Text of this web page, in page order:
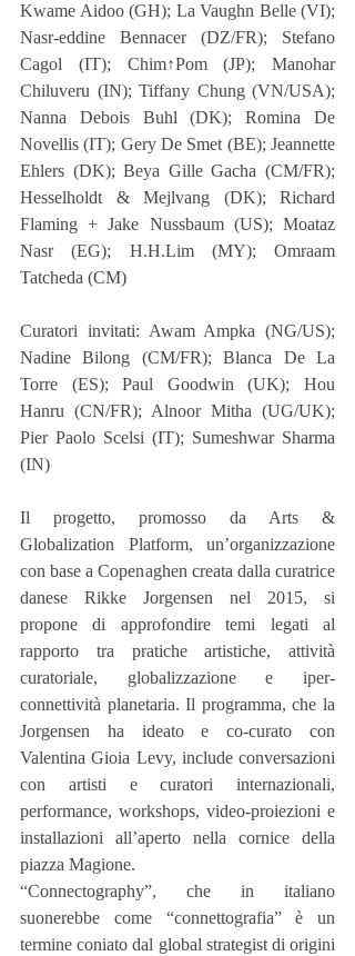
Kwame Aidoo (GH); La Vaughn Belle (VI);
Nasr-eddine Bennacer (DZ/FR); Stefano
Cagol (IT); Chim↑Pom (JP); Manohar
Chiluveru (IN); Tiffany Chung (VN/USA);
Nanna Debois Buhl (DK); Romina De
Novellis (IT); Gery De Smet (BE); Jeannette
Ehlers (DK); Beya Gille Gacha (CM/FR);
Hesselholdt & Mejlvang (DK); Richard
Flaming + Jake Nussbaum (US); Moataz
Nasr (EG); H.H.Lim (MY); Omraam
Tatcheda (CM)
Curatori invitati: Awam Ampka (NG/US);
Nadine Bilong (CM/FR); Blanca De La
Torre (ES); Paul Goodwin (UK); Hou
Hanru (CN/FR); Alnoor Mitha (UG/UK);
Pier Paolo Scelsi (IT); Sumeshwar Sharma
(IN)
Il progetto, promosso da Arts &
Globalization Platform, un’organizzazione
con base a Copenaghen creata dalla curatrice
danese Rikke Jorgensen nel 2015, si
propone di approfondire temi legati al
rapporto tra pratiche artistiche, attività
curatoriale, globalizzazione e iper-
connettività planetaria. Il programma, che la
Jorgensen ha ideato e co-curato con
Valentina Gioia Levy, include conversazioni
con artisti e curatori internazionali,
performance, workshops, video-proiezioni e
installazioni all’aperto nella cornice della
piazza Magione.
“Connectography”, che in italiano
suonerebbe come “connettografia” è un
termine coniato dal global strategist di origini